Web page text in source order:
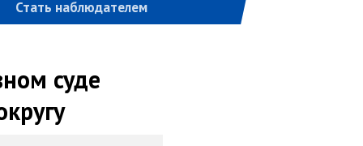
Стать наблюдателем
суде